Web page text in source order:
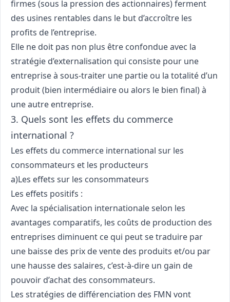
firmes (sous la pression des actionnaires) ferment
des usines rentables dans le but d’accroître les
profits de l’entreprise.
Elle ne doit pas non plus être confondue avec la
stratégie d’externalisation qui consiste pour une
entreprise à sous-traiter une partie ou la totalité d’un
produit (bien intermédiaire ou alors le bien final) à
une autre entreprise.
3. Quels sont les effets du commerce
international ?
Les effets du commerce international sur les
consommateurs et les producteurs
a)Les effets sur les consommateurs
Les effets positifs :
Avec la spécialisation internationale selon les
avantages comparatifs, les coûts de production des
entreprises diminuent ce qui peut se traduire par
une baisse des prix de vente des produits et/ou par
une hausse des salaires, c’est-à-dire un gain de
pouvoir d’achat des consommateurs.
Les stratégies de différenciation des FMN vont